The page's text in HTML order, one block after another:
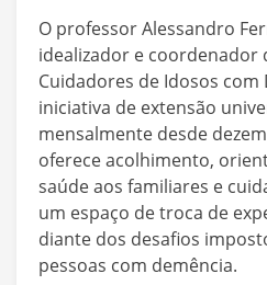
O professor Alessandro
idealizador e coordenador
Cuidadores de Idosos com
iniciativa de extensão
mensalmente desde
oferece acolhimento,
saúde aos familiares e
um espaço de troca de
diante dos desafios
pessoas com demência.